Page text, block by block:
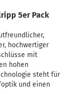
5er Pack
hochwertiger
mit
hohen
steht für
und einen